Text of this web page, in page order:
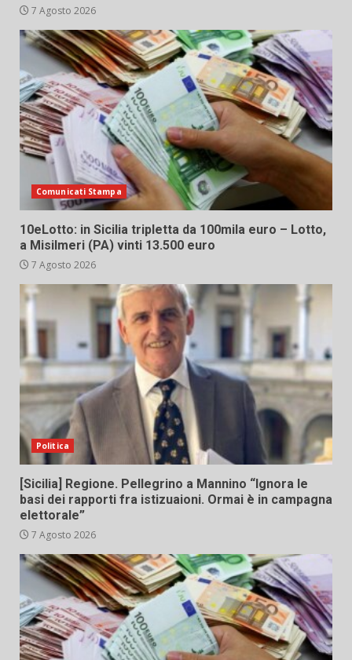
7 Agosto 2026
Comunicati Stampa
10eLotto: in Sicilia tripletta da 100mila euro – Lotto,
a Misilmeri (PA) vinti 13.500 euro
7 Agosto 2026
Politica
[Sicilia] Regione. Pellegrino a Mannino “Ignora le
basi dei rapporti fra istizuaioni. Ormai è in campagna
elettorale”
7 Agosto 2026